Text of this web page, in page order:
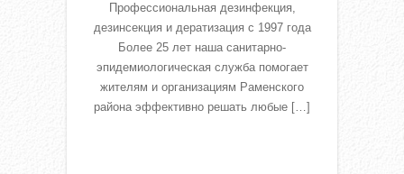
Профессиональная дезинфекция,
дезинсекция и дератизация с 1997 года
Более 25 лет наша санитарно-
эпидемиологическая служба помогает
жителям и организациям Раменского
района эффективно решать любые […]